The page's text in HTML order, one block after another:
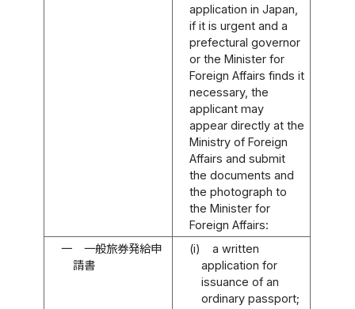
application in Japan,
if it is urgent and a
prefectural governor
or the Minister for
Foreign Affairs finds it
necessary, the
applicant may
appear directly at the
Ministry of Foreign
Affairs and submit
the documents and
the photograph to
the Minister for
Foreign Affairs:
一
一般旅券発給申
請書
(i)
a written
application for
issuance of an
ordinary passport;